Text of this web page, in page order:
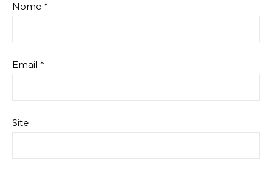
Nome *
Email *
Site